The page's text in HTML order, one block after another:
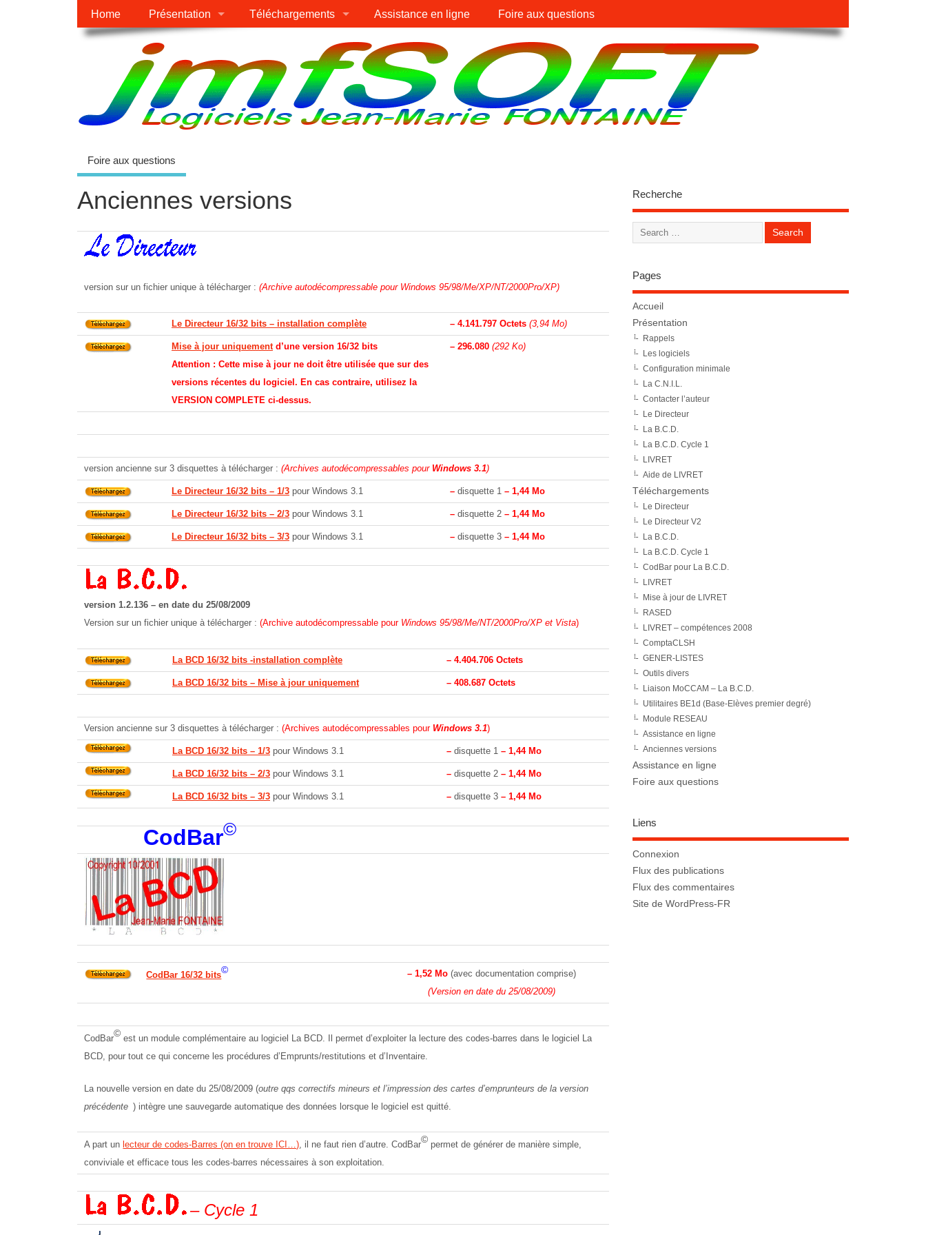
Home Présentation Téléchargements Assistance en ligne Foire aux questions
Foire aux questions
Anciennes versions
version sur un fichier unique à télécharger : (Archive autodécompressable pour Windows 95/98/Me/XP/NT/2000Pro/XP)
Le Directeur 16/32 bits – installation complète – 4.141.797 Octets (3,94 Mo)
Mise à jour uniquement d’une version 16/32 bits
Attention : Cette mise à jour ne doit être utilisée que sur des
versions récentes du logiciel. En cas contraire, utilisez la
VERSION COMPLETE ci-dessus.
– 296.080 (292 Ko)
version ancienne sur 3 disquettes à télécharger : (Archives autodécompressables pour Windows 3.1)
Le Directeur 16/32 bits – 1/3 pour Windows 3.1 – disquette 1 – 1,44 Mo
Le Directeur 16/32 bits – 2/3 pour Windows 3.1 – disquette 2 – 1,44 Mo
Le Directeur 16/32 bits – 3/3 pour Windows 3.1 – disquette 3 – 1,44 Mo
version 1.2.136 – en date du 25/08/2009
Version sur un fichier unique à télécharger : (Archive autodécompressable pour Windows 95/98/Me/NT/2000Pro/XP et Vista)
La BCD 16/32 bits -installation complète – 4.404.706 Octets
La BCD 16/32 bits – Mise à jour uniquement – 408.687 Octets
Version ancienne sur 3 disquettes à télécharger : (Archives autodécompressables pour Windows 3.1)
La BCD 16/32 bits – 1/3 pour Windows 3.1 – disquette 1 – 1,44 Mo
La BCD 16/32 bits – 2/3 pour Windows 3.1 – disquette 2 – 1,44 Mo
La BCD 16/32 bits – 3/3 pour Windows 3.1 – disquette 3 – 1,44 Mo
CodBar©
CodBar 16/32 bits
© – 1,52 Mo (avec documentation comprise)
(Version en date du 25/08/2009)
CodBar
©
est un module complémentaire au logiciel La BCD. Il permet d’exploiter la lecture des codes-barres dans le logiciel La
BCD, pour tout ce qui concerne les procédures d’Emprunts/restitutions et d’Inventaire.
La nouvelle version en date du 25/08/2009 (outre qqs correctifs mineurs et l’impression des cartes d’emprunteurs de la version
précédente ) intègre une sauvegarde automatique des données lorsque le logiciel est quitté.
A part un lecteur de codes-Barres (on en trouve ICI…), il ne faut rien d’autre. CodBar
©
permet de générer de manière simple,
conviviale et efficace tous les codes-barres nécessaires à son exploitation.
– Cycle 1
Recherche
Pages
Accueil
Présentation
Rappels
Les logiciels
Configuration minimale
La C.N.I.L.
Contacter l’auteur
Le Directeur
La B.C.D.
La B.C.D. Cycle 1
LIVRET
Aide de LIVRET
Téléchargements
Le Directeur
Le Directeur V2
La B.C.D.
La B.C.D. Cycle 1
CodBar pour La B.C.D.
LIVRET
Mise à jour de LIVRET
RASED
LIVRET – compétences 2008
ComptaCLSH
GENER-LISTES
Outils divers
Liaison MoCCAM – La B.C.D.
Utilitaires BE1d (Base-Elèves premier degré)
Module RESEAU
Assistance en ligne
Anciennes versions
Assistance en ligne
Foire aux questions
Liens
Connexion
Flux des publications
Flux des commentaires
Site de WordPress-FR